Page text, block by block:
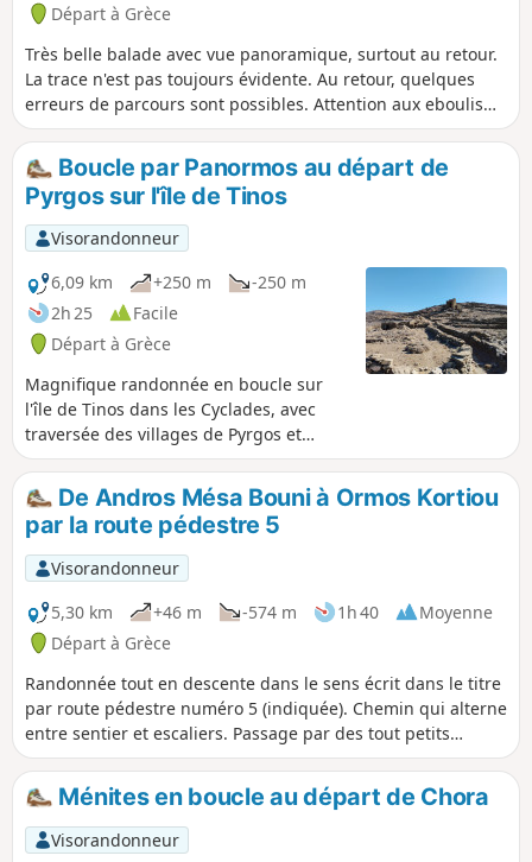
Départ à Grèce
Très belle balade avec vue panoramique, surtout au retour.
La trace n'est pas toujours évidente. Au retour, quelques
erreurs de parcours sont possibles. Attention aux eboulis
sous la partie sommitale (sous la croix). Pas d’ombre, la
chaleur est a bien gèrer.
Boucle par Panormos au départ de
Pyrgos sur l'île de Tinos
Visorandonneur
6,09 km
+250 m
-250 m
2h 25
Facile
Départ à Grèce
Magnifique randonnée en boucle sur
l'île de Tinos dans les Cyclades, avec
traversée des villages de Pyrgos et
Panormos.
De Andros Mésa Bouni à Ormos Kortiou
par la route pédestre 5
Visorandonneur
5,30 km
+46 m -574 m 1h 40
Moyenne
Départ à Grèce
Randonnée tout en descente dans le sens écrit dans le titre
par route pédestre numéro 5 (indiquée). Chemin qui alterne
entre sentier et escaliers. Passage par des tout petits
villages typiques perchés dans la montagne (d’où les
escaliers) et dans la verdure de l’île.
Ménites en boucle au départ de Chora
Visorandonneur